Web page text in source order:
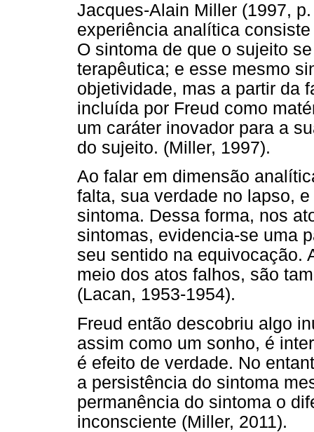
Jacques-Alain Miller (1997,
experiência analítica
O sintoma de que o sujeito
terapêutica; e esse mesmo
objetividade, mas a partir da
incluída por Freud como
um caráter inovador para a
do sujeito. (Miller, 1997).
Ao falar em dimensão
falta, sua verdade no lapso,
sintoma. Dessa forma, nos
sintomas, evidencia-se uma
seu sentido na equivocação.
meio dos atos falhos, são
(Lacan, 1953-1954).
Freud então descobriu algo
assim como um sonho, é
é efeito de verdade. No
a persistência do sintoma
permanência do sintoma o
inconsciente (Miller, 2011).